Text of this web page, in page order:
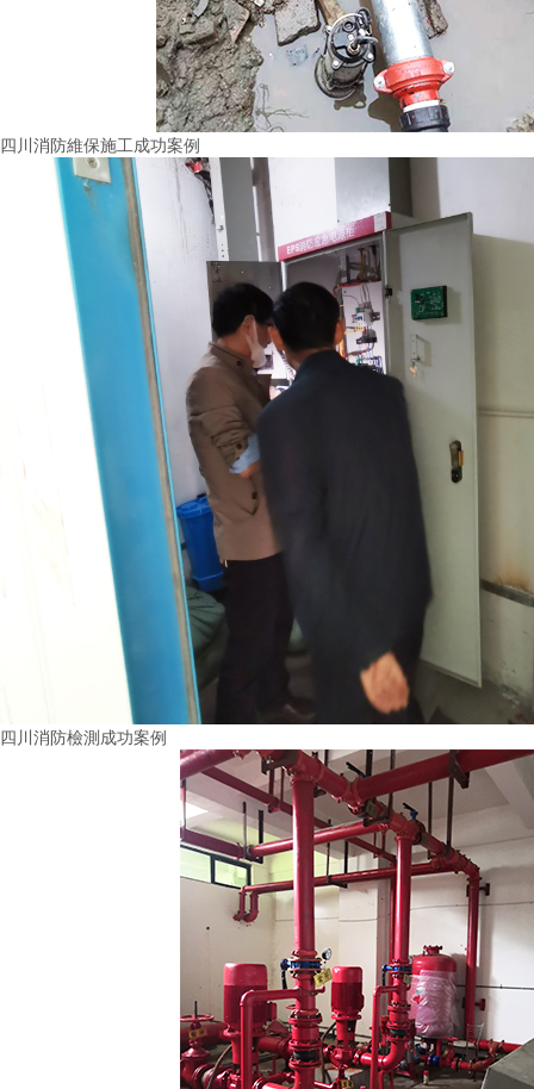
四川消防維保施工成功案例
四川消防檢測成功案例